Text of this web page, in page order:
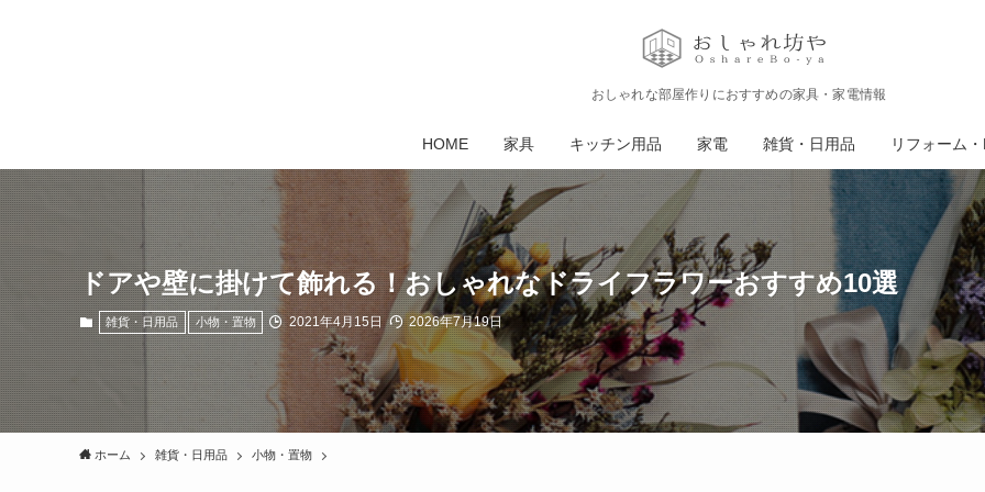
おしゃれな部屋作りにおすすめの家具・家電情報
HOME 家具 キッチン用品 家電 雑貨・日用品 リフォーム
ドアや壁に掛けて飾れる！おしゃれなドライフラワーおすすめ10選
雑貨・日用品 小物・置物 2021年4月15日 2026年7月19日
ホーム 雑貨・日用品 小物・置物